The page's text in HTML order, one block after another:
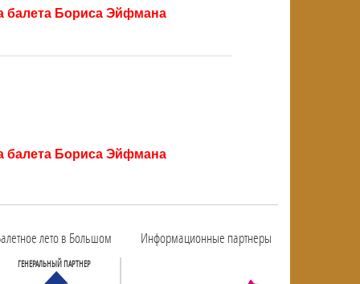
балета Бориса Эйфмана
балета Бориса Эйфмана
лето в Большом
ГЕНЕРАЛЬНЫЙ ПАРТНЕР
Информационные партнеры